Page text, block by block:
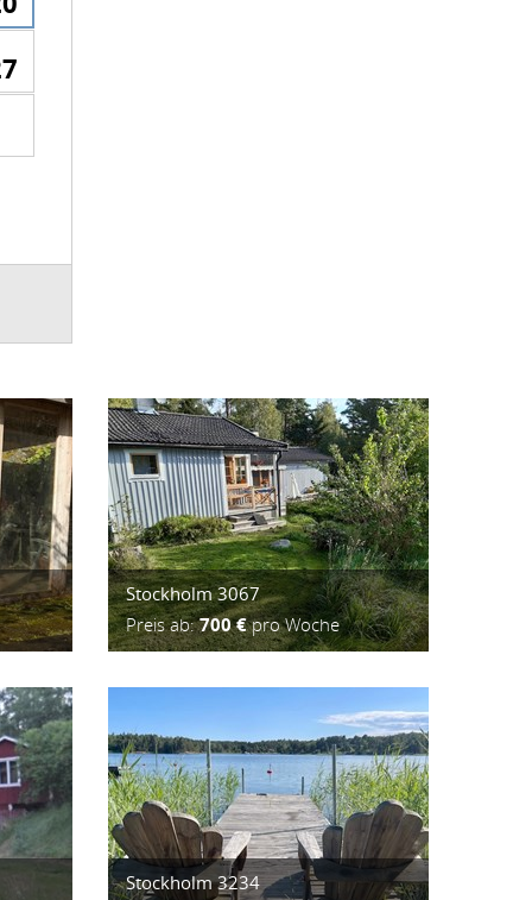
Stockholm 3067
Preis ab:700 €pro Woche
Stockholm 3234